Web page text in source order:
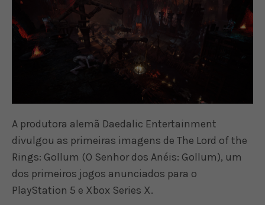
A produtora alemã Daedalic Entertainment
divulgou as primeiras imagens de The Lord of the
Rings: Gollum (O Senhor dos Anéis: Gollum), um
dos primeiros jogos anunciados para o
PlayStation 5 e Xbox Series X.